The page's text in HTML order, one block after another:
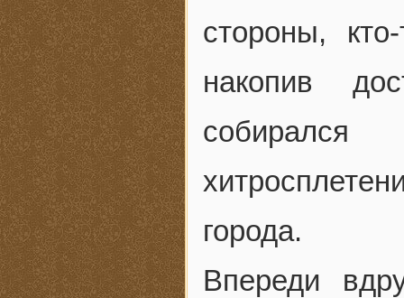
стороны,
накопив
города.
Впереди